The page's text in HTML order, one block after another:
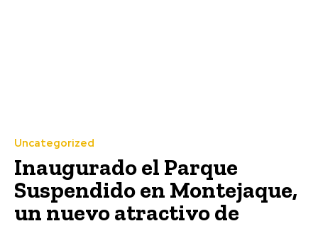
Uncategorized
Inaugurado el Parque
Suspendido en Montejaque,
un nuevo atractivo de